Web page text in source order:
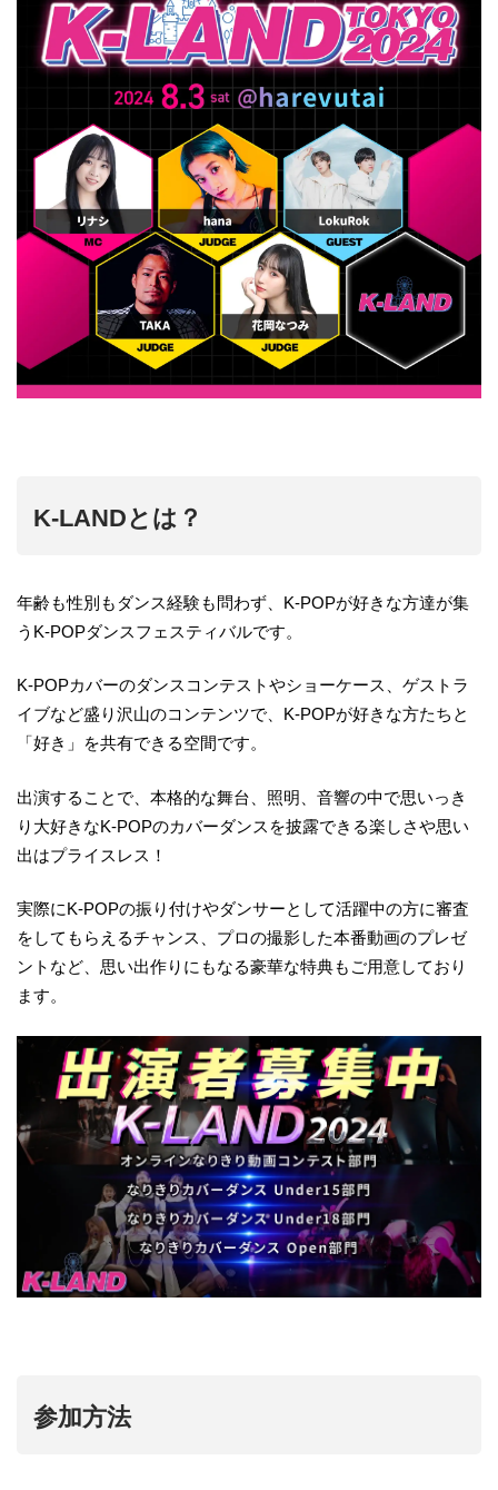
K-LANDとは？
年齢も性別もダンス経験も問わず、K-POPが好きな方達が集
うK-POPダンスフェスティバルです。
K-POPカバーのダンスコンテストやショーケース、ゲストラ
イブなど盛り沢山のコンテンツで、K-POPが好きな方たちと
「好き」を共有できる空間です。
出演することで、本格的な舞台、照明、音響の中で思いっき
り大好きなK-POPのカバーダンスを披露できる楽しさや思い
出はプライスレス！
実際にK-POPの振り付けやダンサーとして活躍中の方に審査
をしてもらえるチャンス、プロの撮影した本番動画のプレゼ
ントなど、思い出作りにもなる豪華な特典もご用意しており
ます。
参加方法